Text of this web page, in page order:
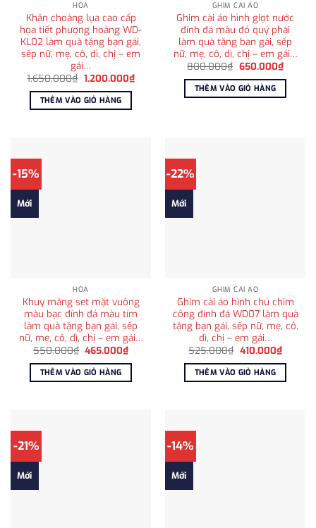
HỎA
Khăn choàng lụa cao cấp
họa tiết phượng hoàng WD-
KL02 làm quà tặng bạn gái,
sếp nữ, mẹ, cô, dì, chị – em
gái…
1.650.000₫ Giá
là:
1.650.000₫.
1.200.000₫Giá
hiện
THÊM VÀO GIỎ HÀNG
GHIM CÀI ÁO
Ghim cài áo hình giọt nước
đính đá màu đỏ quý phái
làm quà tặng bạn gái, sếp
nữ, mẹ, cô, dì, chị – em gái…
800.000₫ Giá
là:
800.000₫.
650.000₫Giá
hiện
tại
THÊM VÀO GIỎ HÀNG
-15%
Mới
HỎA
Khuy măng set mặt vuông
màu bạc đính đá màu tím
làm quà tặng bạn gái, sếp
nữ, mẹ, cô, dì, chị – em gái…
550.000₫ Giá
là:
550.000₫.
465.000₫Giá
hiện
tại
465.000₫.
THÊM VÀO GIỎ HÀNG
-22%
Mới
GHIM CÀI ÁO
Ghim cài áo hình chú chim
công đính đá WD07 làm quà
tặng bạn gái, sếp nữ, mẹ, cô,
dì, chị – em gái…
525.000₫ Giá
là:
525.000₫.
410.000₫Giá
hiện
tại
THÊM VÀO GIỎ HÀNG
-21%
Mới
-14%
Mới